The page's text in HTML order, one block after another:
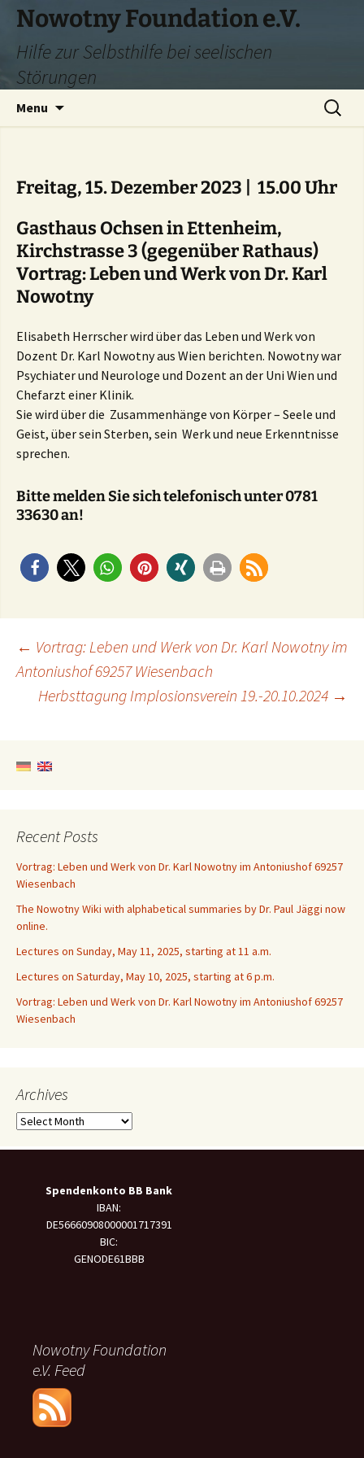
Skip
content
Nowotny Foundation e.V.
Hilfe zur Selbsthilfe bei seelischen
Störungen
Menu
Search
for:
Freitag, 15. Dezember 2023 | 15.00 ⁠Uhr
Gasthaus Ochsen in Ettenheim,
Kirchstrasse 3 (gegenüber Rathaus)
Vortrag: Leben und Werk von Dr. Karl
Nowotny
Elisabeth Herrscher wird über das Leben und Werk von
Dozent Dr. Karl Nowotny aus Wien berichten. Nowotny war
Psychiater und Neurologe und Dozent an der Uni Wien und
Chefarzt einer Klinik.
Sie wird über die Zusammenhänge von Körper – Seele und
Geist, über sein Sterben, sein Werk und neue Erkenntnisse
sprechen.
Bitte melden Sie sich telefonisch unter 0781
33630 an!
Post
navigation
← Vortrag: Leben und Werk von Dr. Karl Nowotny im
Antoniushof 69257 Wiesenbach
Herbsttagung Implosionsverein 19.-20.10.2024 →
Recent Posts
Vortrag: Leben und Werk von Dr. Karl Nowotny im Antoniushof 69257
Wiesenbach
The Nowotny Wiki with alphabetical summaries by Dr. Paul Jäggi now
online.
Lectures on Sunday, May 11, 2025, starting at 11 a.m.
Lectures on Saturday, May 10, 2025, starting at 6 p.m.
Vortrag: Leben und Werk von Dr. Karl Nowotny im Antoniushof 69257
Wiesenbach
Archives
Archives
Spendenkonto BB Bank
IBAN:
DE56660908000001717391
BIC:
GENODE61BBB
Nowotny Foundation
e.V. Feed